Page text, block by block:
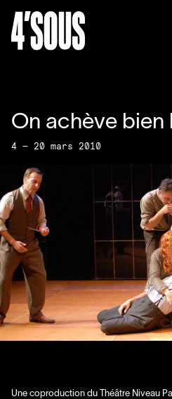
On achève bien
4 — 20 mars 2010
Une coproduction du Théâtre Niveau